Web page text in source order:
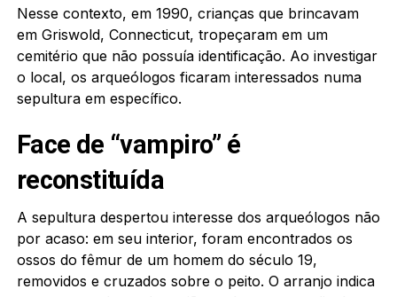
Nesse contexto, em 1990, crianças que brincavam
em Griswold, Connecticut, tropeçaram em um
cemitério que não possuía identificação. Ao investigar
o local, os arqueólogos ficaram interessados numa
sepultura em específico.
Face de “vampiro” é
reconstituída
A sepultura despertou interesse dos arqueólogos não
por acaso: em seu interior, foram encontrados os
ossos do fêmur de um homem do século 19,
removidos e cruzados sobre o peito. O arranjo indica